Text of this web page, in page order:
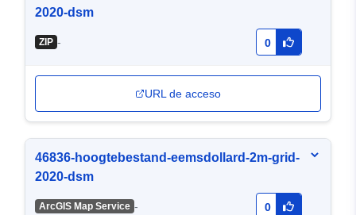
2020-dsm
ZIP - 0
URL de acceso
46836-hoogtebestand-eemsdollard-2m-grid-
2020-dsm
ArcGIS Map Service - 0